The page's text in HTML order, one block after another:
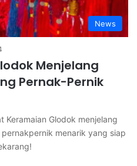
News
Menjelang
Pernak-Pernik
Keramaian Glodok menjelang
menarik yang siap